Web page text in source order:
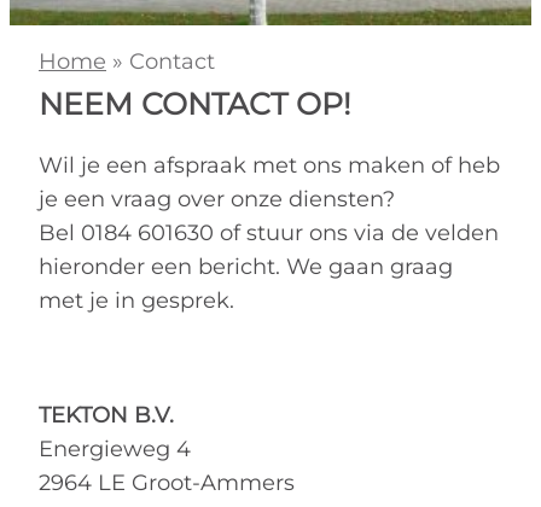
Home » Contact
NEEM CONTACT OP!
Wil je een afspraak met ons maken of heb
je een vraag over onze diensten?
Bel 0184 601630 of stuur ons via de velden
hieronder een bericht. We gaan graag
met je in gesprek.
TEKTON B.V.
Energieweg 4
2964 LE Groot-Ammers